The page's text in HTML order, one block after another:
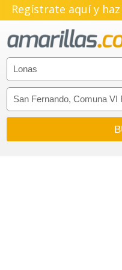
Regístrate aquí y